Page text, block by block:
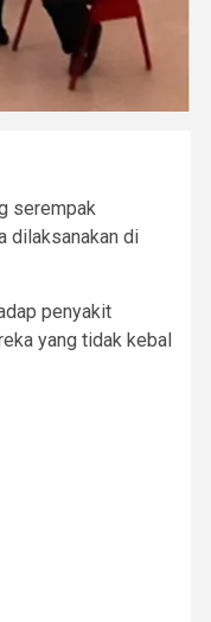
serempak
dilaksanakan di
penyakit
yang tidak kebal